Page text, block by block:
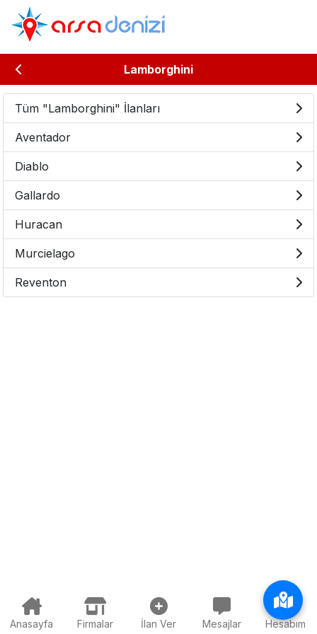
Lamborghini
Tüm "Lamborghini" İlanları
Aventador
Diablo
Gallardo
Huracan
Murcielago
Reventon
Anasayfa Firmalar İlan Ver Mesajlar Hesabım